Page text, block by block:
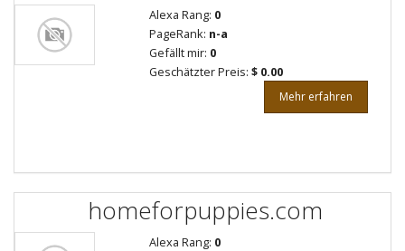
Alexa Rang: 0
PageRank: n-a
Gefällt mir: 0
Geschätzter Preis: $ 0.00
Mehr erfahren
homeforpuppies.com
Alexa Rang: 0